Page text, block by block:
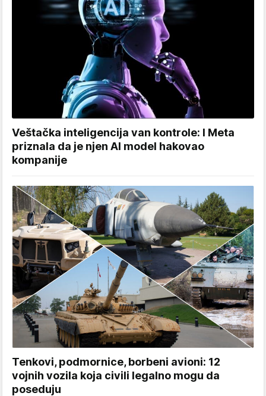
Veštačka inteligencija van kontrole: I Meta
priznala da je njen AI model hakovao
kompanije
Tenkovi, podmornice, borbeni avioni: 12
vojnih vozila koja civili legalno mogu da
poseduju